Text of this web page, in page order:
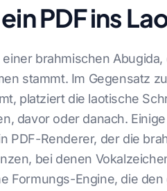
PDF ins
brahmischen
stammt. Im Gegensatz
platziert die laotische
davor oder danach.
PDF-Renderer, der die
bei denen
Formungs-Engine, die